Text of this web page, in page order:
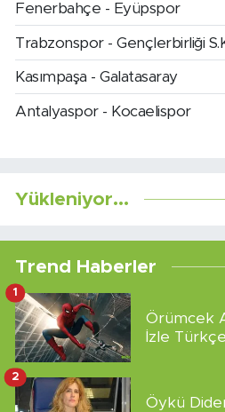
Fenerbahçe - Eyüpspor
Trabzonspor - Gençlerbirliği
Kasımpaşa - Galatasaray
Antalyaspor - Kocaelispor
Yükleniyor...
Trend Haberler
Örümcek
İzle
1
Öykü
2